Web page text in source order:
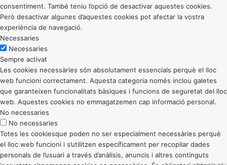
consentiment. També teniu l’opció de desactivar aquestes cookies.
Però desactivar algunes d’aquestes cookies pot afectar la vostra
experiència de navegació.
Necessaries
Necessaries
Sempre activat
Les cookies necessàries són absolutament essencials perquè el lloc
web funcioni correctament. Aquesta categoria només inclou galetes
que garanteixen funcionalitats bàsiques i funcions de seguretat del lloc
web. Aquestes cookies no emmagatzemen cap informació personal.
No necessaries
No necessaries
Totes les cookiesque poden no ser especialment necessàries perquè
el lloc web funcioni i s’utilitzen específicament per recopilar dades
personals de l’usuari a través d’anàlisis, anuncis i altres continguts